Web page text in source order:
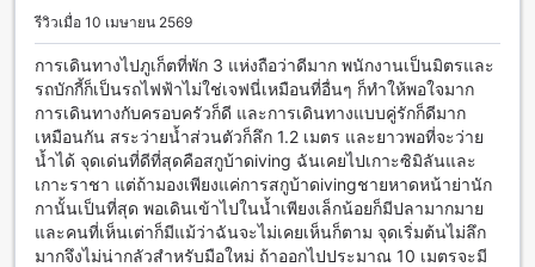
เดอะ นาคา ภูเก็ต วิลลา (มาตรฐาน SHA Plus+) มีสิ่งอำนวย
สำหรับผู้ที่มาถึงทางสนามบิน โรงแรมมีบริการรถรับส่งสนามบิน
ฟรี ทำให้ผู้เข้าพักสามารถเดินทางมายังโรงแรมได้อย่างสะดวก
สบาย นอกจากนี้ โรงแรมยังมีบริการทัวร์เพื่อให้ผู้เข้าพักได้สำรวจ
และสนุกสนานกับสถานที่ท่องเที่ยวในภูเก็ต และยังมีบริการรถ
แท็กซี่ที่สามารถใช้บริการได้ตลอด 24 ชั่วโมง นอกจากนี้ยังมีที่
จอดรถฟรีสำหรับผู้เข้าพักที่มีรถส่วนตัว
สิ่งอำนวยความสะดวกในห้องของ เดอะ นาคา ภูเก็ต วิลลา
(มาตรฐาน SHA Plus+)
รีวิวเมื่อ 10 เมษายน 2569
การเดินทางไปภูเก็ตที่พัก 3 แห่งถือว่าดีมาก พนักงานเป็นมิตรและ
รถบักกี้ก็เป็นรถไฟฟ้าไม่ใช่เจฟนี่เหมือนที่อื่นๆ ก็ทำให้พอใจมาก
การเดินทางกับครอบครัวก็ดี และการเดินทางแบบคู่รักก็ดีมาก
เหมือนกัน สระว่ายน้ำส่วนตัวก็ลึก 1.2 เมตร และยาวพอที่จะว่าย
น้ำได้ จุดเด่นที่ดีที่สุดคือสกูบ้าดiving ฉันเคยไปเกาะซิมิลันและ
เกาะราชา แต่ถ้ามองเพียงแค่การสกูบ้าดivingชายหาดหน้าย่านัก
กานั้นเป็นที่สุด พอเดินเข้าไปในน้ำเพียงเล็กน้อยก็มีปลามากมาย
และคนที่เห็นเต่าก็มีแม้ว่าฉันจะไม่เคยเห็นก็ตาม จุดเริ่มต้นไม่ลึก
มากจึงไม่น่ากลัวสำหรับมือใหม่ ถ้าออกไปประมาณ 10 เมตรจะมี